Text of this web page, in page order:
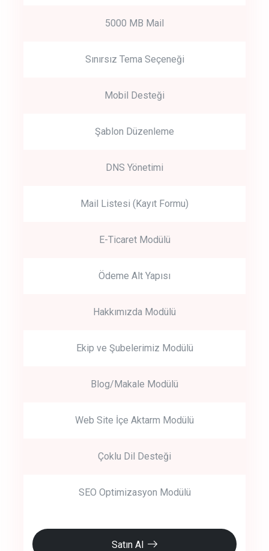
5000 MB Mail
Sınırsız Tema Seçeneği
Mobil Desteği
Şablon Düzenleme
DNS Yönetimi
Mail Listesi (Kayıt Formu)
E-Ticaret Modülü
Ödeme Alt Yapısı
Hakkımızda Modülü
Ekip ve Şubelerimiz Modülü
Blog/Makale Modülü
Web Site İçe Aktarm Modülü
Çoklu Dil Desteği
SEO Optimizasyon Modülü
Satın Al